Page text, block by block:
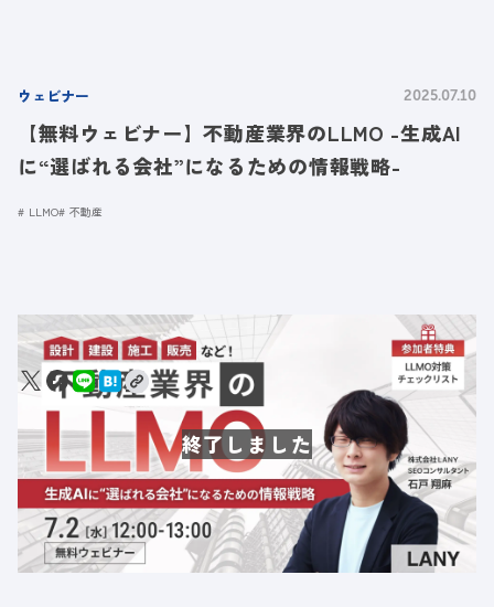
ウェビナー 2025.07.10
【無料ウェビナー】不動産業界のLLMO -生成AI
に“選ばれる会社”になるための情報戦略-
LLMO 不動産